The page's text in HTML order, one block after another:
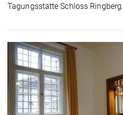
Tagungsstätte Schloss Ringberg.